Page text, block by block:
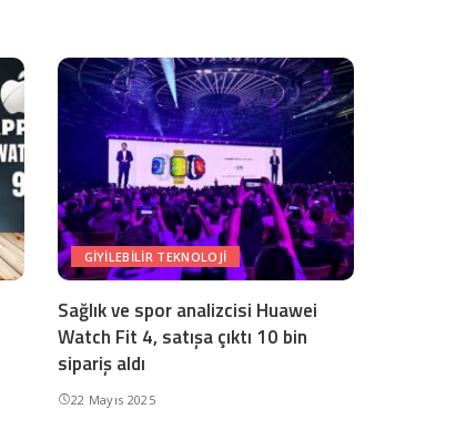
GIYILEBILIR TEKNOLOJI
Sağlık ve spor analizcisi Huawei
Watch Fit 4, satışa çıktı 10 bin
sipariş aldı
22 Mayıs 2025